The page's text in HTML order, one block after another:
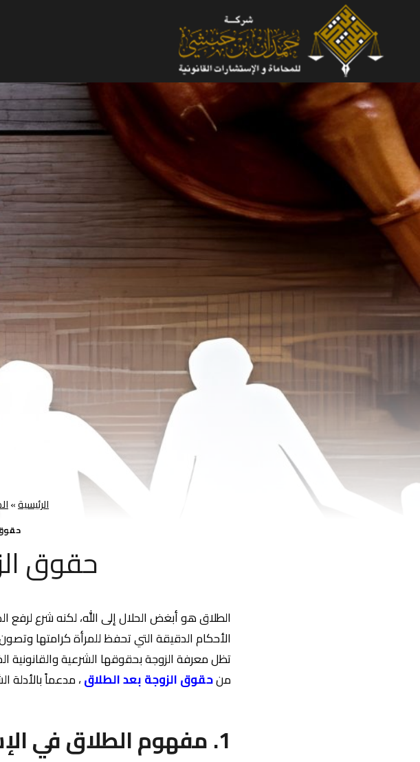
المحتوى
الرئيسية»
حقوق
الطلاق هو أبغض الحلال إلى الله، لكنه شرع
الأحكام الدقيقة التي تحفظ للمرأة كرامتها
تظل معرفة الزوجة بحقوقها الشرعية
منحقوق الزوجة بعد الطلاق، مدعماً بالأدلة
1. مفهوم الطلاق في الإسلام ومشروعيته